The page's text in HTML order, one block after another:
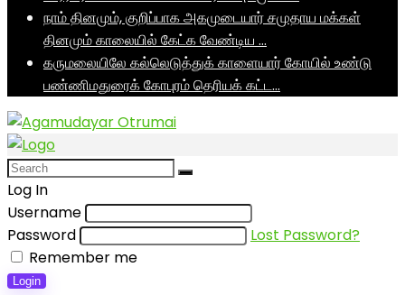
நாம் தினமும், குறிப்பாக அகமுடையார் சமுதாய மக்கள்
தினமும் காலையில் கேட்க வேண்டிய …
கருமலையிலே கல்லெடுத்துக் காளையார் கோயில் உண்டு
பண்ணிமதுரைக் கோபுரம் தெரியக் கட்ட…
Log In
Username
Password
Lost Password?
Remember me
Login